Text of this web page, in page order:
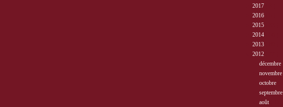
2017
2016
2015
2014
2013
2012
décembre
novembre
octobre
septembre
août